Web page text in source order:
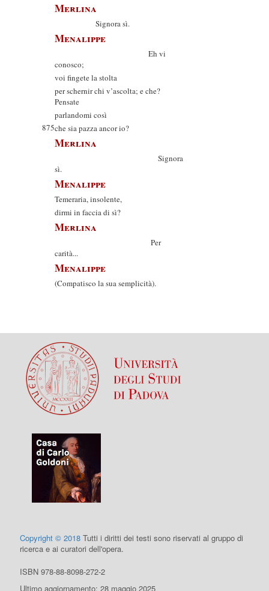
Merlina
Signora sì.
Menalippe
Eh vi
conosco;
voi fingete la stolta
per schernir chi v’ascolta; e che?
Pensate
parlandomi così
875che sia pazza ancor io?
Merlina
Signora
sì.
Menalippe
Temeraria, insolente,
dirmi in faccia di sì?
Merlina
Per
carità...
Menalippe
(Compatisco la sua semplicità).
Copyright © 2018 Tutti i diritti dei testi sono riservati al gruppo di
ricerca e ai curatori dell'opera.
ISBN 978-88-8098-272-2
Ultimo aggiornamento: 28 maggio 2025